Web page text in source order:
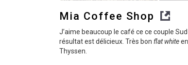
Mia Coffee Shop
J’aime beaucoup le café ce ce couple
résultat est délicieux. Très bon flat white
Thyssen.